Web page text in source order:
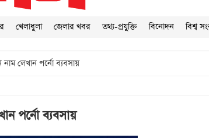
খেলাধুলা জেলার খবর তথ্য-প্রযুক্তি বিনোদন বিশ্ব
লেখান পর্নো ব্যবসায়
পর্নো ব্যবসায়